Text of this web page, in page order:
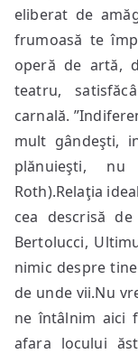
eliberat de
frumoasă te
operă de artă,
teatru,
carnală.
mult gândeşti,
plănuieşti,
Roth).Relaţia
cea descrisă
Bertolucci,
nimic despre
de unde vii.Nu
ne întâlnim aici
afara locului